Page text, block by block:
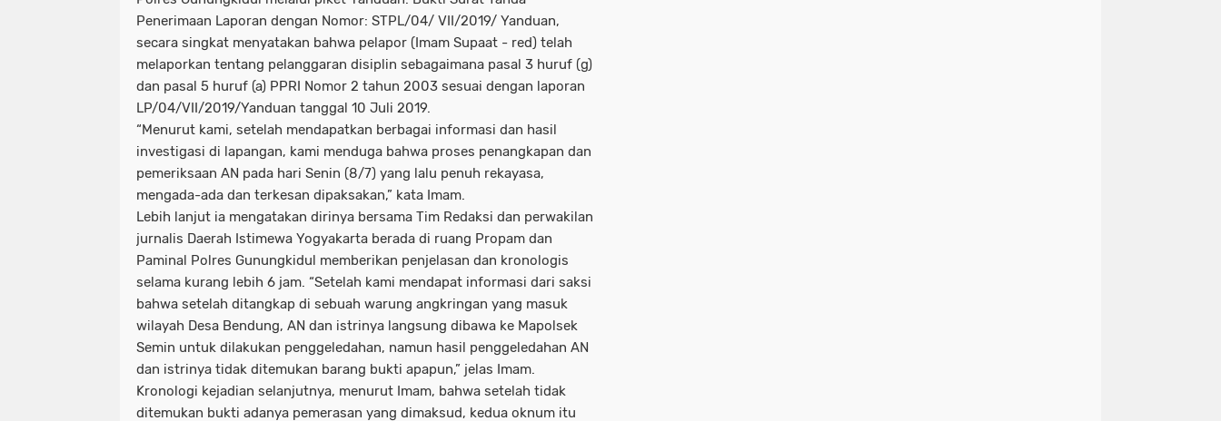
Penerimaan Laporan dengan Nomor: STPL/04/ VII/2019/ Yanduan,
secara singkat menyatakan bahwa pelapor (Imam Supaat - red) telah
melaporkan tentang pelanggaran disiplin sebagaimana pasal 3 huruf (g)
dan pasal 5 huruf (a) PPRI Nomor 2 tahun 2003 sesuai dengan laporan
LP/04/VII/2019/Yanduan tanggal 10 Juli 2019.
“Menurut kami, setelah mendapatkan berbagai informasi dan hasil
investigasi di lapangan, kami menduga bahwa proses penangkapan dan
pemeriksaan AN pada hari Senin (8/7) yang lalu penuh rekayasa,
mengada-ada dan terkesan dipaksakan,” kata Imam.
Lebih lanjut ia mengatakan dirinya bersama Tim Redaksi dan perwakilan
jurnalis Daerah Istimewa Yogyakarta berada di ruang Propam dan
Paminal Polres Gunungkidul memberikan penjelasan dan kronologis
selama kurang lebih 6 jam. “Setelah kami mendapat informasi dari saksi
bahwa setelah ditangkap di sebuah warung angkringan yang masuk
wilayah Desa Bendung, AN dan istrinya langsung dibawa ke Mapolsek
Semin untuk dilakukan penggeledahan, namun hasil penggeledahan AN
dan istrinya tidak ditemukan barang bukti apapun,” jelas Imam.
Kronologi kejadian selanjutnya, menurut Imam, bahwa setelah tidak
ditemukan bukti adanya pemerasan yang dimaksud, kedua oknum itu